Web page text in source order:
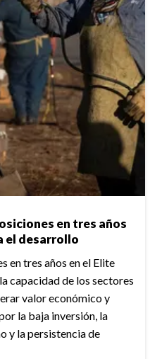
en tres años
el desarrollo
en tres años en el Elite
capacidad de los sectores
valor económico y
la baja inversión, la
y la persistencia de